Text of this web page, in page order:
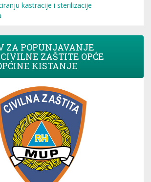
kastracije i sterilizacije
ZA POPUNJAVANJE
ZAŠTITE OPĆE
KISTANJE